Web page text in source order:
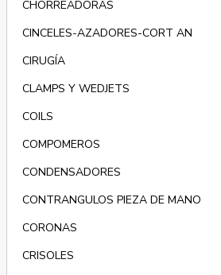
CHORREADORAS
CINCELES-AZADORES-CORT AN
CIRUGÍA
CLAMPS Y WEDJETS
COILS
COMPOMEROS
CONDENSADORES
CONTRANGULOS PIEZA DE MANO
CORONAS
CRISOLES